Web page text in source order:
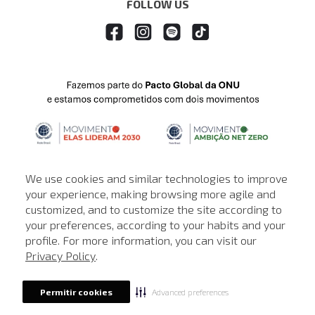
We use cookies and similar technologies to improve
your experience, making browsing more agile and
customized, and to customize the site according to
your preferences, according to your habits and your
profile. For more information, you can visit our
Privacy Policy.
Permitir cookies Advanced preferences
FOLLOW US
© © Copyright 2000-2026 - Todos os direitos reservados. A Loja de
John John reserva-se no direito de corrigir ou alterar informações
Em caso de dúvidas:0800 990 5500.
Horário de Atendimentodas 8h às 20h de segunda a sábado, exceto